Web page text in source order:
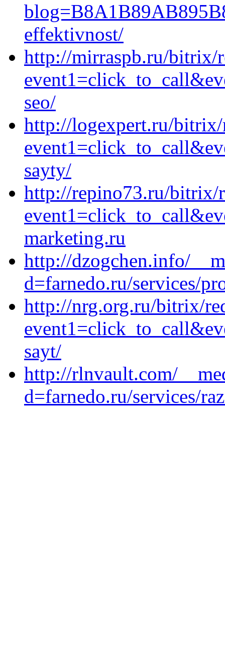
effektivnost/
http://mirraspb.ru/bitrix/
seo/
http://logexpert.ru/bitrix/
sayty/
http://repino73.ru/bitrix/
marketing.ru
http://dzogchen.info/
d=farnedo.ru/services/
http://nrg.org.ru/bitrix/
sayt/
http://rlnvault.com/
d=farnedo.ru/services/